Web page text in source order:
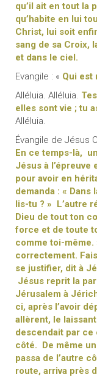
qu’il ait en tout la
qu’habite en lui
Christ, lui soit
sang de sa Croix,
et dans le ciel.
Evangile : « Qui est
Alléluia. Alléluia.
elles sont vie ; tu
Alléluia.
Évangile de Jésus
En ce temps-là,
Jésus à l’épreuve
pour avoir en
demanda : « Dans
lis-tu ? » L’autre
Dieu de tout ton
force et de toute
comme toi-
correctement.
se justifier, dit à
Jésus reprit la
Jérusalem à
ci, après l’avoir
allèrent, le
descendait par ce
côté. De même
passa de l’autre
route, arriva près